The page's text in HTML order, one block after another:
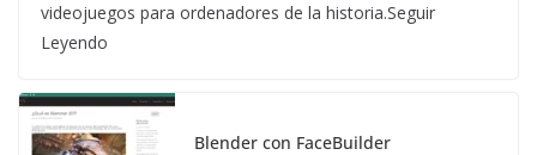
videojuegos para ordenadores de la historia.Seguir
Leyendo
Blender con FaceBuilder